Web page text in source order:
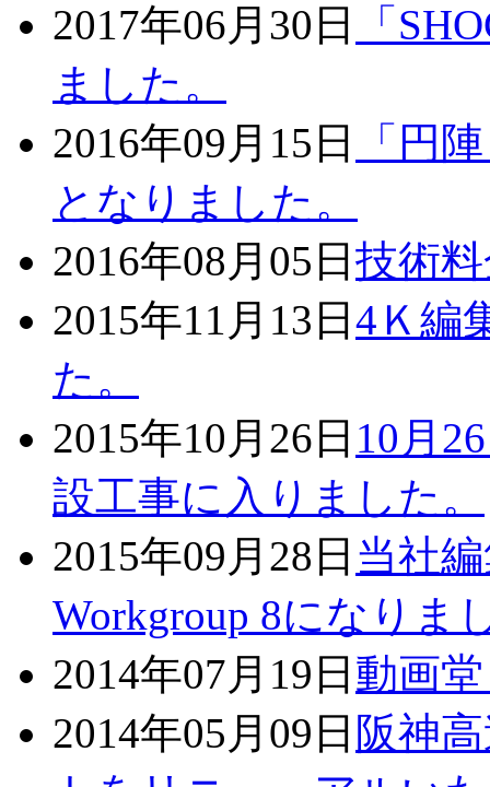
2017年06月30日
「
ました。
2016年09月15日
「円
となりました。
2016年08月05日 技術
2015年11月13日 4Ｋ編
た。
2015年10月26日 10月
設工事に入りました。
2015年09月28日 当社
Workgroup 8になりま
2014年07月19日 動画
2014年05月09日 阪神